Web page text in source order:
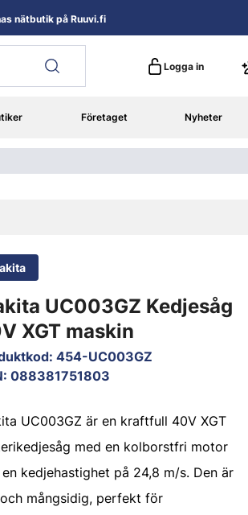
Logga in
Företaget Nyheter
nätbutik på Ruuvi.fi
UC003GZ Kedjesåg
XGT maskin
: 454-UC003GZ
: 088381751803
UC003GZ är en kraftfull 40V XGT
med en kolborstfri motor
kedjehastighet på 24,8 m/s. Den är
mångsidig, perfekt för